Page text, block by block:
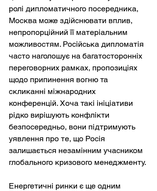
ролі дипломатичного посередника,
Москва може здійснювати вплив,
непропорційний її матеріальним
можливостям. Російська дипломатія
часто наголошує на багатосторонніх
переговорних рамках, пропозиціях
щодо припинення вогню та
скликанні міжнародних
конференцій. Хоча такі ініціативи
рідко вирішують конфлікти
безпосередньо, вони підтримують
уявлення про те, що Росія
залишається незамінним учасником
глобального кризового менеджменту.
Енергетичні ринки є ще одним